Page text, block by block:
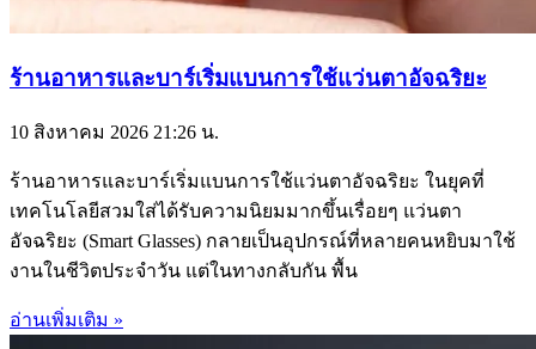
ร้านอาหารและบาร์เริ่มแบนการใช้แว่นตาอัจฉริยะ
10 สิงหาคม 2026 21:26 น.
ร้านอาหารและบาร์เริ่มแบนการใช้แว่นตาอัจฉริยะ ในยุคที่
เทคโนโลยีสวมใส่ได้รับความนิยมมากขึ้นเรื่อยๆ แว่นตา
อัจฉริยะ (Smart Glasses) กลายเป็นอุปกรณ์ที่หลายคนหยิบมาใช้
งานในชีวิตประจำวัน แต่ในทางกลับกัน พื้น
อ่านเพิ่มเติม »